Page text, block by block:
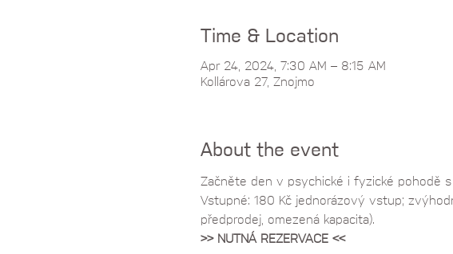
Time & Location
Apr 24, 2024, 7:30 AM – 8:15 AM
Kollárova 27, Znojmo
About the event
Začněte den v psychické i fyzické pohodě
Vstupné: 180 Kč jednorázový vstup;
předprodej, omezená kapacita).
>> NUTNÁ REZERVACE <<